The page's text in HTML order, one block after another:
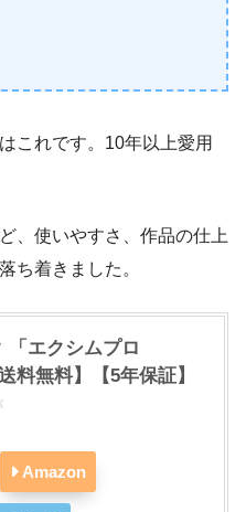
これです。10年以上愛用
、使いやすさ、作品の仕上
ち着きました。
「エクシムプロ
料無料】【5年保証】
Amazon